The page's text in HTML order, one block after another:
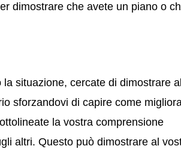
dimostrare che avete un piano o
situazione, cercate di dimostrare al
sforzandovi di capire come
la vostra comprensione
altri. Questo può dimostrare al